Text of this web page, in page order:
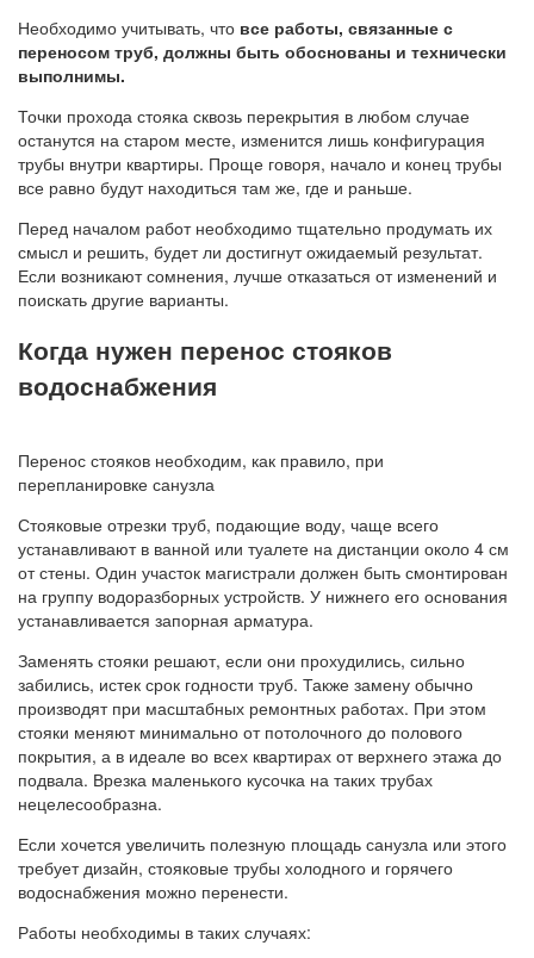
Необходимо учитывать, что все работы, связанные с
переносом труб, должны быть обоснованы и технически
выполнимы.
Точки прохода стояка сквозь перекрытия в любом случае
останутся на старом месте, изменится лишь конфигурация
трубы внутри квартиры. Проще говоря, начало и конец трубы
все равно будут находиться там же, где и раньше.
Перед началом работ необходимо тщательно продумать их
смысл и решить, будет ли достигнут ожидаемый результат.
Если возникают сомнения, лучше отказаться от изменений и
поискать другие варианты.
Когда нужен перенос стояков
водоснабжения
Перенос стояков необходим, как правило, при
перепланировке санузла
Стояковые отрезки труб, подающие воду, чаще всего
устанавливают в ванной или туалете на дистанции около 4 см
от стены. Один участок магистрали должен быть смонтирован
на группу водоразборных устройств. У нижнего его основания
устанавливается запорная арматура.
Заменять стояки решают, если они прохудились, сильно
забились, истек срок годности труб. Также замену обычно
производят при масштабных ремонтных работах. При этом
стояки меняют минимально от потолочного до полового
покрытия, а в идеале во всех квартирах от верхнего этажа до
подвала. Врезка маленького кусочка на таких трубах
нецелесообразна.
Если хочется увеличить полезную площадь санузла или этого
требует дизайн, стояковые трубы холодного и горячего
водоснабжения можно перенести.
Работы необходимы в таких случаях: